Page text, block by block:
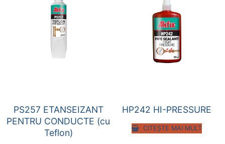
PS257 ETANSEIZANT
PENTRU CONDUCTE (cu
Teflon)
HP242 HI-PRESSURE
CITEȘTE MAI MULT